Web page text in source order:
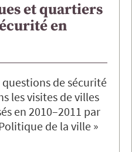
et quartiers
en
de sécurité
les visites de villes
en 2010–2011 par
de la ville »